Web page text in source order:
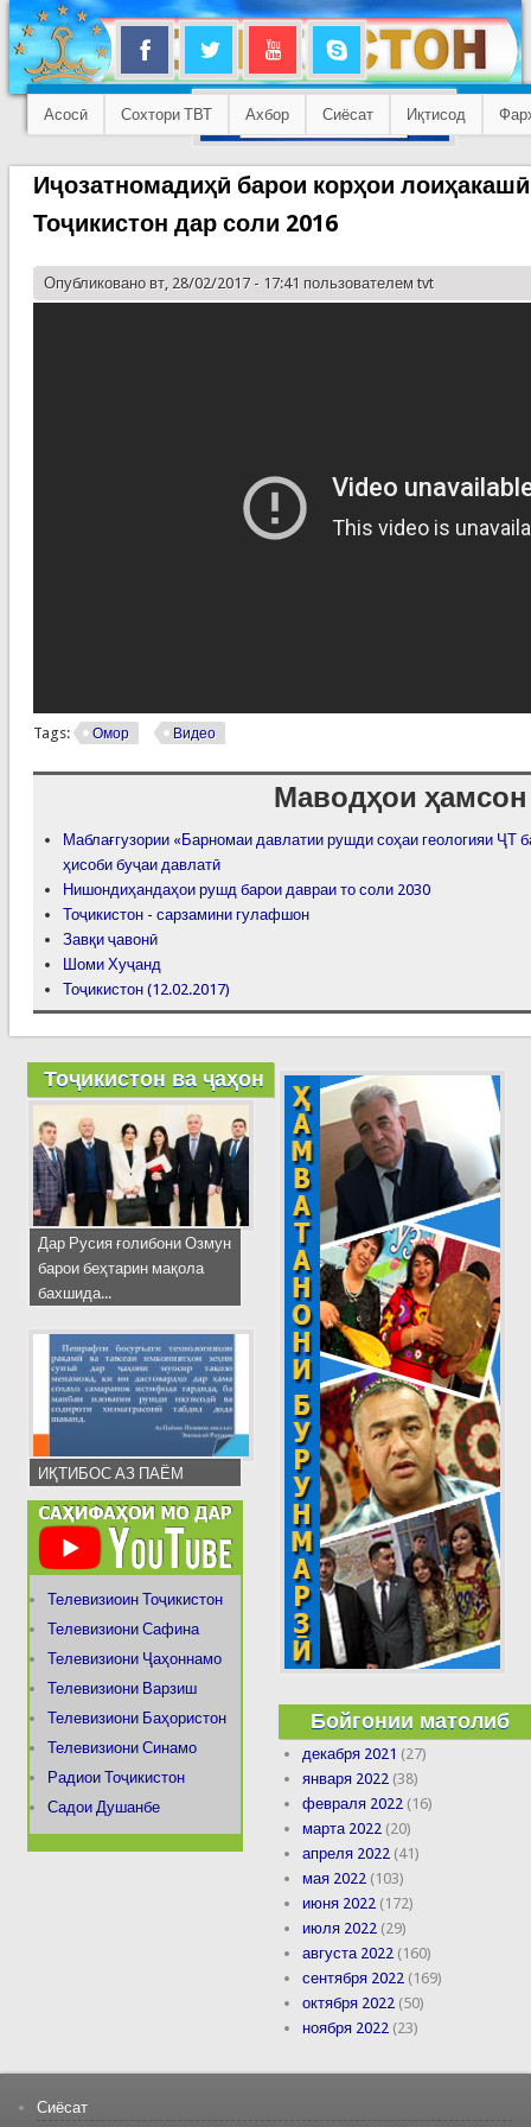
Асосӣ Сохтори ТВТ Ахбор Сиёсат Иқтисод
Иҷозатномадиҳӣ барои корҳои
Тоҷикистон дар соли 2016
Опубликовано вт, 28/02/2017 - 17:41 пользователем tvt
Tags: Омор Видео
Маводҳои ҳамсон
Маблағгузории «Барномаи давлатии рушди соҳаи геологияи ҶТ
ҳисоби буҷаи давлатӣ
Нишондиҳандаҳои рушд барои давраи то соли 2030
Тоҷикистон - сарзамини гулафшон
Завқи ҷавонӣ
Шоми Хуҷанд
Тоҷикистон (12.02.2017)
Тоҷикистон ва ҷаҳон
Дар Русия ғолибони Озмун
барои беҳтарин мақола
бахшида...
ИҚТИБОС АЗ ПАЁМ
Телевизиоин Тоҷикистон
Телевизиони Сафина
Телевизиони Ҷаҳоннамо
Телевизиони Варзиш
Телевизиони Баҳористон
Телевизиони Синамо
Радиои Тоҷикистон
Садои Душанбе
Бойгонии матолиб
декабря 2021 (27)
января 2022 (38)
февраля 2022 (16)
марта 2022 (20)
апреля 2022 (41)
мая 2022 (103)
июня 2022 (172)
июля 2022 (29)
августа 2022 (160)
сентября 2022 (169)
октября 2022 (50)
ноября 2022 (23)
Сиёсат